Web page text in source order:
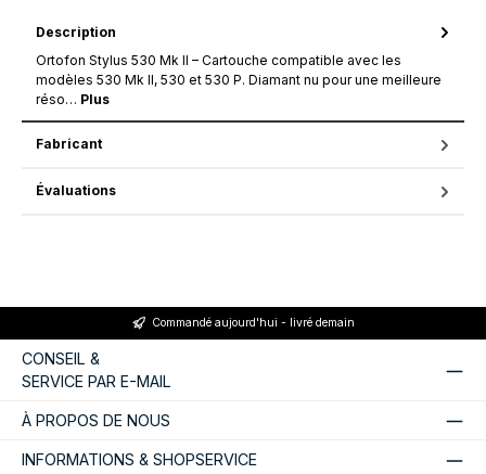
Description
Ortofon Stylus 530 Mk II – Cartouche compatible avec les
modèles 530 Mk II, 530 et 530 P. Diamant nu pour une meilleure
réso… Plus
Fabricant
Évaluations
Commandé aujourd'hui - livré demain
CONSEIL &
SERVICE PAR E-MAIL
À PROPOS DE NOUS
INFORMATIONS & SHOPSERVICE